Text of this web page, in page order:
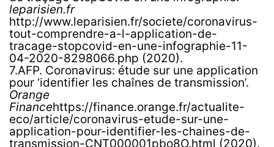
leparisien.fr
http://www.leparisien.fr/societe/coronavirus-
tout-comprendre-a-l-application-de-
tracage-stopcovid-en-une-infographie-11-
04-2020-8298066.php (2020).
7.AFP. Coronavirus: étude sur une application
pour ‘identifier les chaînes de transmission’.
Orange
Financehttps://finance.orange.fr/actualite-
eco/article/coronavirus-etude-sur-une-
application-pour-identifier-les-chaines-de-
transmission-CNT000001pbo8O.html (2020).